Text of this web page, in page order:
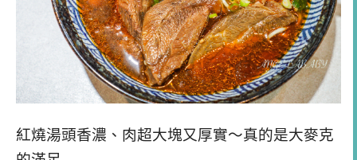
紅燒湯頭香濃、肉超大塊又厚實～真的是大麥克